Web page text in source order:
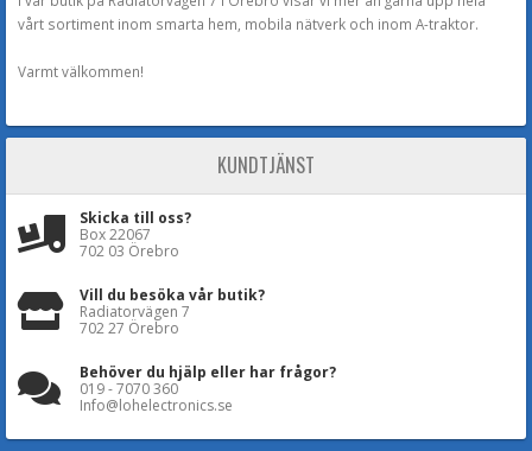
vårt sortiment inom smarta hem, mobila nätverk och inom A-traktor.
Varmt välkommen!
KUNDTJÄNST
Skicka till oss?
Box 22067
702 03 Örebro
Vill du besöka vår butik?
Radiatorvägen 7
702 27 Örebro
Behöver du hjälp eller har frågor?
019 - 7070 360
Info@lohelectronics.se